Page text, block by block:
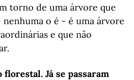
torno de uma árvore que
o é - é uma árvore
e que não
florestal. Já se passaram